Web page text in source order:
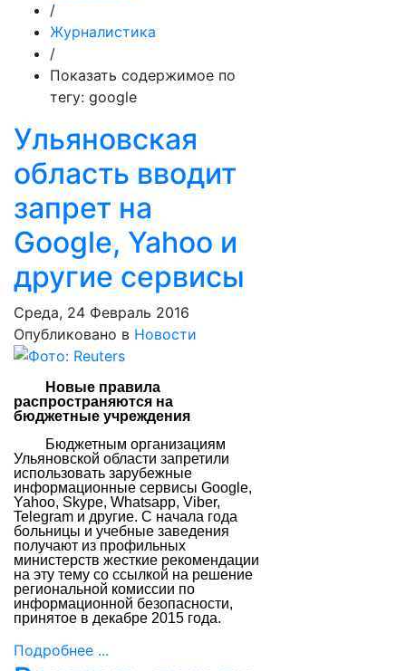
/
Журналистика
/
Показать содержимое по
тегу: google
Ульяновская
область вводит
запрет на
Google, Yahoo и
другие сервисы
Среда, 24 Февраль 2016
Опубликовано в Новости
Новые правила
распространяются на
бюджетные учреждения
Бюджетным организациям
Ульяновской области запретили
использовать зарубежные
информационные сервисы Google,
Yahoo, Skype, Whatsapp, Viber,
Telegram и другие. С начала года
больницы и учебные заведения
получают из профильных
министерств жесткие рекомендации
на эту тему со ссылкой на решение
региональной комиссии по
информационной безопасности,
принятое в декабре 2015 года.
Подробнее ...